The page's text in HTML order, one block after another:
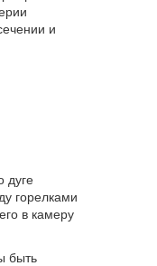
и
дуге
горелками
в камеру
быть